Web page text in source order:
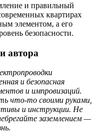
и правильный
квартирах
элементом, а его
безопасности.
автора
и безопасная
и импровизаций.
что-то своими руками,
и инструкции. Не
заземлением —